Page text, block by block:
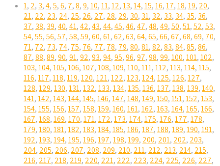
1, 2, 3,4,5,6, 7,8,9,10,11,12,13,14,15,16,17,18,19, 20,
21, 22, 23, 24, 25, 26, 27, 28, 29, 30, 31, 32, 33, 34, 35, 36,
37, 38, 39,40,41,42,43,44,45,46,47,48,49,50,51,52,53,
54,55,56,57,58,59,60,61,62,63,64,65,66,67,68,69, 70,
71, 72, 73, 74, 75, 76, 77, 78, 79,80,81,82,83,84,85,86,
87,88,89,90,91,92,93,94,95,96,97,98,99,100,101,102,
103,104,105,106,107,108,109,110,111,112,113,114,115,
116,117,118,119,120,121,122,123,124,125,126,127,
128,129,130,131,132,133,134,135,136,137,138,139,140,
141,142,143,144,145,146,147,148,149,150,151,152,153,
154,155,156,157,158,159,160,161,162,163,164,165,166,
167,168,169,170,171,172,173,174,175,176,177,178,
179,180,181,182,183,184,185,186,187,188,189,190,191,
192,193,194,195,196,197,198,199, 200, 201, 202, 203,
204, 205, 206, 207, 208, 209, 210, 211, 212, 213, 214, 215,
216, 217, 218, 219, 220, 221, 222, 223, 224, 225, 226, 227,